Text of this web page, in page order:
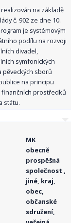
na základě
č. 902 ze dne 10.
je systémovým
podílu na rozvoji
divadel,
symfonických
pěveckých sborů
na principu
finančních prostředků
státu.
MK
obecně
prospěšná
společnost ,
jiné, kraj,
obec,
občanské
sdružení,